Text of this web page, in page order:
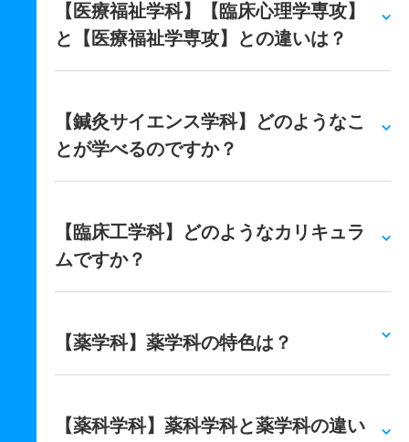
【医療福祉学科】【臨床心理学専攻】
と【医療福祉学専攻】との違いは？
【鍼灸サイエンス学科】どのようなこ
とが学べるのですか？
【臨床工学科】どのようなカリキュラ
ムですか？
【薬学科】薬学科の特色は？
【薬科学科】薬科学科と薬学科の違い